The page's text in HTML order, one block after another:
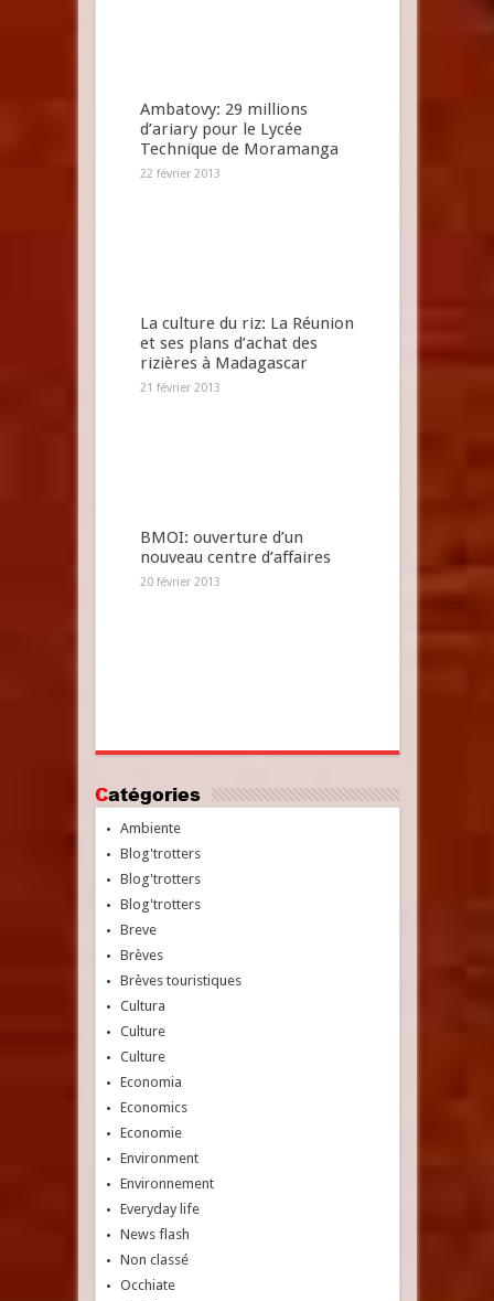
Ambatovy: 29 millions
d’ariary pour le Lycée
Technique de Moramanga
22 février 2013
La culture du riz: La Réunion
et ses plans d’achat des
rizières à Madagascar
21 février 2013
BMOI: ouverture d’un
nouveau centre d’affaires
20 février 2013
Catégories
Ambiente
Blog'trotters
Blog'trotters
Blog'trotters
Breve
Brèves
Brèves touristiques
Cultura
Culture
Culture
Economia
Economics
Economie
Environment
Environnement
Everyday life
News flash
Non classé
Occhiate